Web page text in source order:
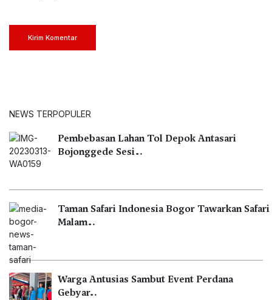
Kirim Komentar
NEWS TERPOPULER
Pembebasan Lahan Tol Depok Antasari
Bojonggede Sesi…
Taman Safari Indonesia Bogor Tawarkan Safari
Malam…
Warga Antusias Sambut Event Perdana
Gebyar…